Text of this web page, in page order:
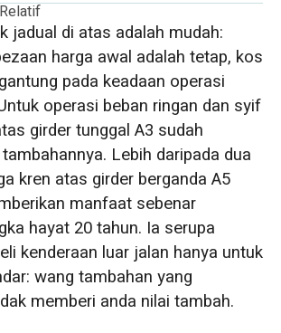
jadual di atas adalah mudah:
harga awal adalah tetap, kos
pada keadaan operasi
operasi beban ringan dan syif
girder tunggal A3 sudah
Lebih daripada dua
kren atas girder berganda A5
manfaat sebenar
hayat 20 tahun. Ia serupa
kenderaan luar jalan hanya untuk
wang tambahan yang
memberi anda nilai tambah.